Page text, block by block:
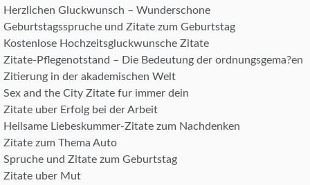
Herzlichen Gluckwunsch – Wunderschone
Geburtstagsspruche und Zitate zum Geburtstag
Kostenlose Hochzeitsgluckwunsche Zitate
Zitate-Pflegenotstand – Die Bedeutung der ordnungsgema?en
Zitierung in der akademischen Welt
Sex and the City Zitate fur immer dein
Zitate uber Erfolg bei der Arbeit
Heilsame Liebeskummer-Zitate zum Nachdenken
Zitate zum Thema Auto
Spruche und Zitate zum Geburtstag
Zitate uber Mut